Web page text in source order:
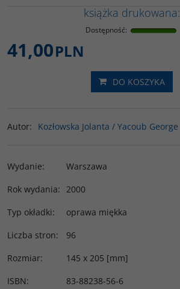
książka drukowana:
Dostępność:
41,00PLN
DO KOSZYKA
Autor: Kozłowska Jolanta / Yacoub George
Wydanie:
Warszawa
Rok wydania: 2000
Typ okładki:
oprawa miękka
Liczba stron:
96
Rozmiar:
145 x 205 [mm]
ISBN: 83-88238-56-6